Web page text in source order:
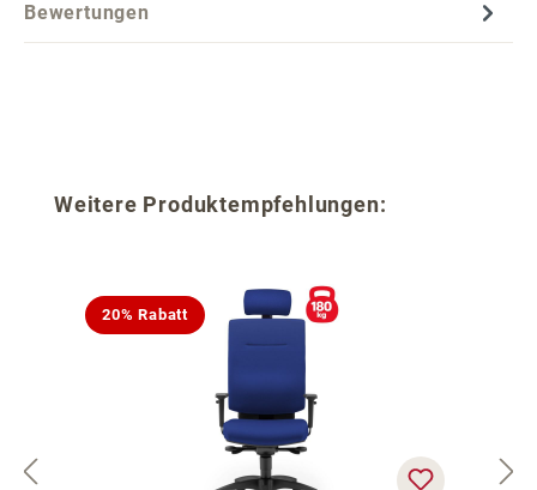
Bewertungen
Produktgalerie überspringen
Weitere Produktempfehlungen:
20% Rabatt